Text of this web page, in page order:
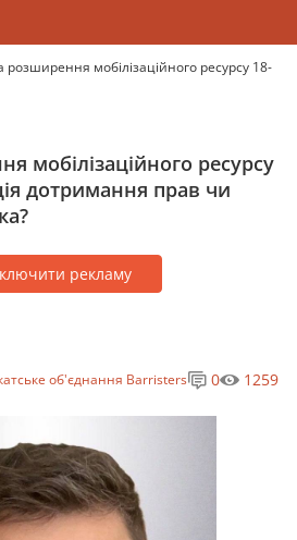
розширення мобілізаційного ресурсу 18-
мобілізаційного ресурсу
дотримання прав чи
рекламу
об'єднання Barristers
0 1259